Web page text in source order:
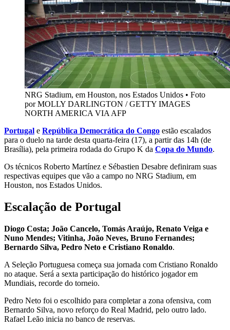
NRG Stadium, em Houston, nos Estados Unidos • Foto
por MOLLY DARLINGTON / GETTY IMAGES
NORTH AMERICA VIA AFP
Portugal e República Democrática do Congo estão escalados
para o duelo na tarde desta quarta-feira (17), a partir das 14h (de
Brasília), pela primeira rodada do Grupo K da Copa do Mundo.
Os técnicos Roberto Martínez e Sébastien Desabre definiram suas
respectivas equipes que vão a campo no NRG Stadium, em
Houston, nos Estados Unidos.
Escalação de Portugal
Diogo Costa; João Cancelo, Tomás Araújo, Renato Veiga e
Nuno Mendes; Vitinha, João Neves, Bruno Fernandes;
Bernardo Silva, Pedro Neto e Cristiano Ronaldo.
A Seleção Portuguesa começa sua jornada com Cristiano Ronaldo
no ataque. Será a sexta participação do histórico jogador em
Mundiais, recorde do torneio.
Pedro Neto foi o escolhido para completar a zona ofensiva, com
Bernardo Silva, novo reforço do Real Madrid, pelo outro lado.
Rafael Leão inicia no banco de reservas.